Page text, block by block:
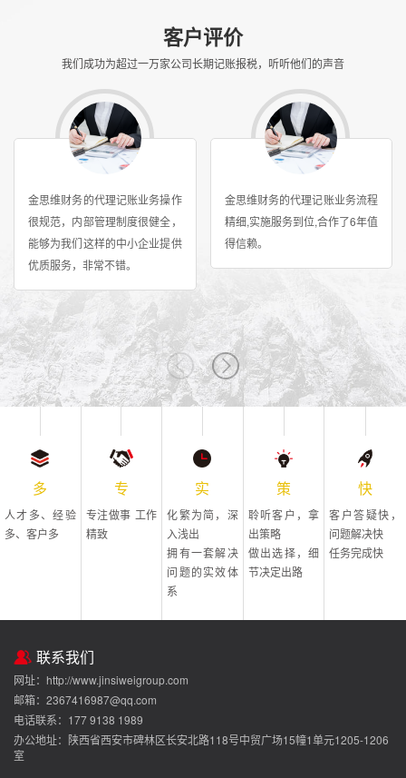
客户评价
我们成功为超过一万家公司长期记账报税，听听他们的声音
金思维财务的代理记账业务操作
很规范，内部管理制度很健全，
能够为我们这样的中小企业提供
优质服务，非常不错。
金思维财务的代理记账业务流程
精细,实施服务到位,合作了6年值
得信赖。
多
人才多、经验
多、客户多
专
专注做事 工作
精致
实
化繁为简，深
入浅出
拥有一套解决
问题的实效体
系
策
聆听客户，拿
出策略
做出选择，细
节决定出路
快
客户答疑快，
问题解决快
任务完成快
联系我们
网址：http://www.jinsiweigroup.com
邮箱：2367416987@qq.com
电话联系：177 9138 1989
办公地址：陕西省西安市碑林区长安北路118号中贸广场15幢1单元1205-1206
室